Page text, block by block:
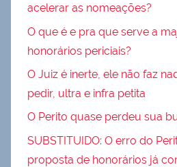
acelerar as nomeações?
O que é e pra que serve a
honorários periciais?
O Juiz é inerte, ele não faz
pedir, ultra e infra petita
O Perito quase perdeu sua
SUBSTITUIDO: O erro do
proposta de honorários já